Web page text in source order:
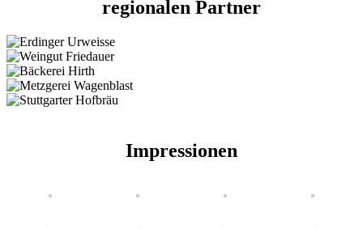
regionalen Partner
Impressionen